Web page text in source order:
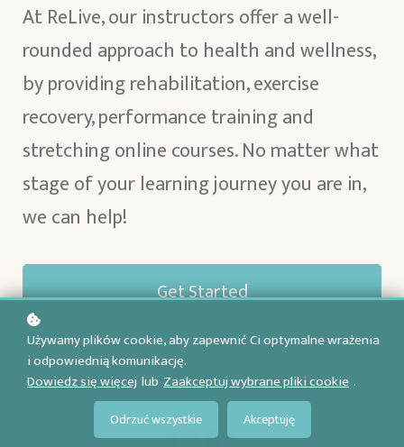
At ReLive, our instructors offer a well-
rounded approach to health and wellness,
by providing rehabilitation, exercise
recovery, performance training and
stretching online courses. No matter what
stage of your learning journey you are in,
we can help!
Get Started
120+
Używamy plików cookie, aby zapewnić Ci optymalne wrażenia
i odpowiednią komunikację.
Dowiedz się więcej lub Zaakceptuj wybrane pliki cookie .
Odrzuć wszystkie Akceptuję